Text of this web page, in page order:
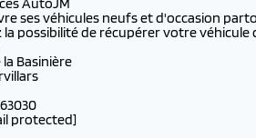
ses véhicules neufs et d'occasion
la possibilité de récupérer votre véhicule
la Basinière
protected]